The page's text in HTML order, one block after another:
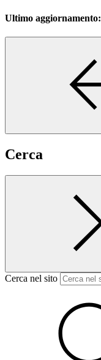
Ultimo aggiornamento:
Cerca
Cerca nel sito